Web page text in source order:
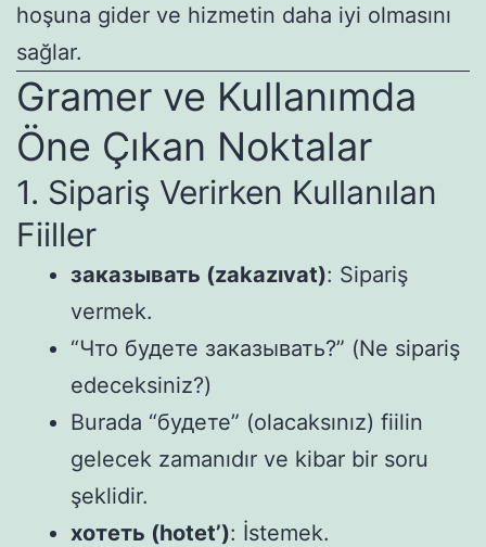
hoşuna gider ve hizmetin daha iyi olmasını
sağlar.
Gramer ve Kullanımda
Öne Çıkan Noktalar
1. Sipariş Verirken Kullanılan
Fiiller
заказывать (zakazıvat): Sipariş
vermek.
“Что будете заказывать?” (Ne sipariş
edeceksiniz?)
Burada “будете” (olacaksınız) fiilin
gelecek zamanıdır ve kibar bir soru
şeklidir.
хотеть (hotet’): İstemek.